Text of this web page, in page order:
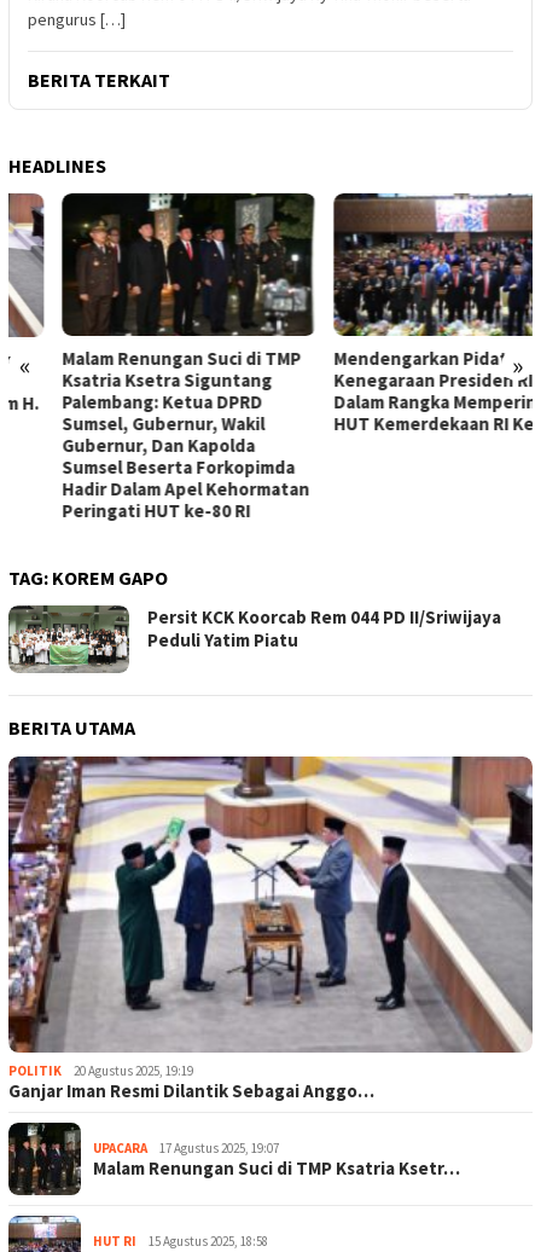
pengurus […]
BERITA TERKAIT
HEADLINES
« »
Malam Renungan Suci di TMP
Ksatria Ksetra Siguntang
Palembang: Ketua DPRD
Sumsel, Gubernur, Wakil
Gubernur, Dan Kapolda
Sumsel Beserta Forkopimda
Hadir Dalam Apel Kehormatan
Peringati HUT ke-80 RI
Mendengarkan Pidato
Kenegaraan Presiden RI
Dalam Rangka Memperingati
HUT Kemerdekaan RI Ke – 80
TAG: KOREM GAPO
Persit KCK Koorcab Rem 044 PD II/Sriwijaya
Peduli Yatim Piatu
BERITA UTAMA
POLITIK 20 Agustus 2025, 19:19
Ganjar Iman Resmi Dilantik Sebagai Anggo…
UPACARA 17 Agustus 2025, 19:07
Malam Renungan Suci di TMP Ksatria Ksetr…
HUT RI 15 Agustus 2025, 18:58